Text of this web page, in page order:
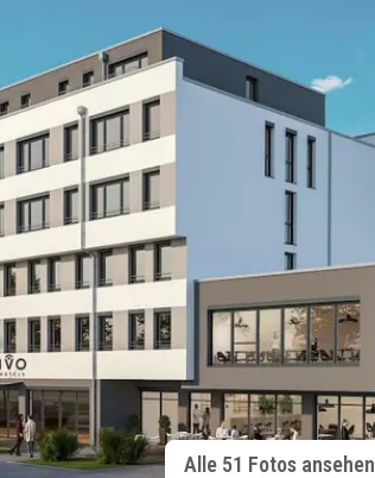
Alle 51 Fotos ansehen